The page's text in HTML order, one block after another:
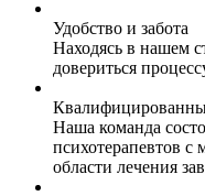
Удобство и забота
Находясь в нашем
довериться
Наша команда
психотерапевтов
области лечения